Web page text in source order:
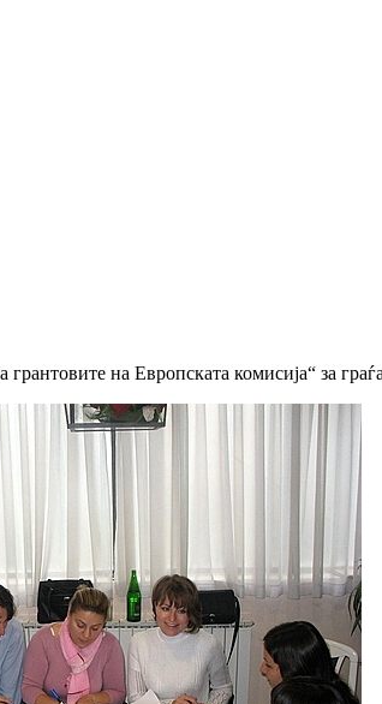
на Европската комисија“ за